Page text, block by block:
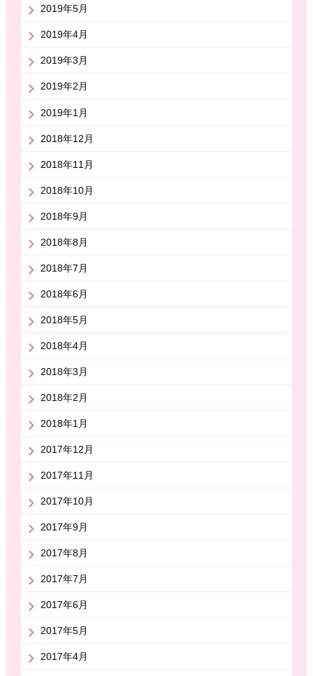
2019年5月
2019年4月
2019年3月
2019年2月
2019年1月
2018年12月
2018年11月
2018年10月
2018年9月
2018年8月
2018年7月
2018年6月
2018年5月
2018年4月
2018年3月
2018年2月
2018年1月
2017年12月
2017年11月
2017年10月
2017年9月
2017年8月
2017年7月
2017年6月
2017年5月
2017年4月